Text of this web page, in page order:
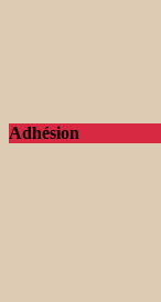
Adhésion